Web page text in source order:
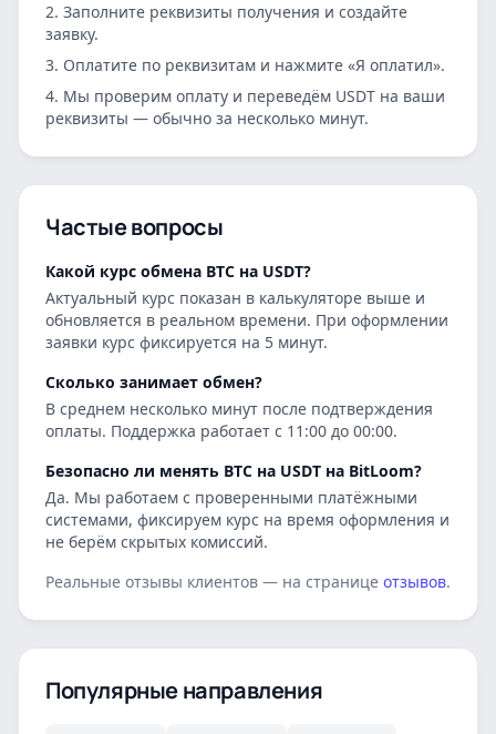
Заполните реквизиты получения и создайте
заявку.
Оплатите по реквизитам и нажмите «Я оплатил».
Мы проверим оплату и переведём USDT на ваши
реквизиты — обычно за несколько минут.
Частые вопросы
Какой курс обмена BTC на USDT?
Актуальный курс показан в калькуляторе выше и
обновляется в реальном времени. При оформлении
заявки курс фиксируется на 5 минут.
Сколько занимает обмен?
В среднем несколько минут после подтверждения
оплаты. Поддержка работает с 11:00 до 00:00.
Безопасно ли менять BTC на USDT на BitLoom?
Да. Мы работаем с проверенными платёжными
системами, фиксируем курс на время оформления и
не берём скрытых комиссий.
Реальные отзывы клиентов — на странице отзывов.
Популярные направления